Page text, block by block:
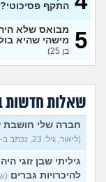
נקלעתי לעימות
נזכר במעשים
רעה (אף_אחד, בן 29)
העבודה הפכה
(אנונימי, בן 25)
הרס עצמי בזוגיות
בת 23)
עדיין מוצצת
מה ניתן לעשות?
30)
התקף פסיכוטי?
5
מבואס שלא
מישהי שהיא
בן 25)
שאלות חדשות
חברה שלי חושבת
(ליאור, גיל: 23, נכתב ב-05/08/26 16:22)
גיליתי שבן זוגי
להיכרויות גברים